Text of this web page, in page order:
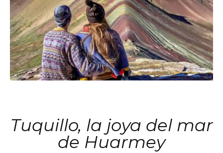
Tuquillo, la joya del mar
de Huarmey